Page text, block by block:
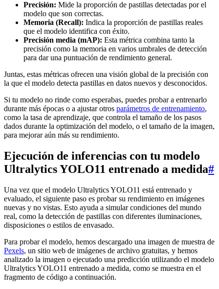
Precisión: Mide la proporción de pastillas detectadas por el
modelo que son correctas.
Memoria (Recall): Indica la proporción de pastillas reales
que el modelo identifica con éxito.
Precisión media (mAP): Esta métrica combina tanto la
precisión como la memoria en varios umbrales de detección
para dar una puntuación de rendimiento general.
Juntas, estas métricas ofrecen una visión global de la precisión con
la que el modelo detecta pastillas en datos nuevos y desconocidos.
Si tu modelo no rinde como esperabas, puedes probar a entrenarlo
durante más épocas o a ajustar otros parámetros de entrenamiento,
como la tasa de aprendizaje, que controla el tamaño de los pasos
dados durante la optimización del modelo, o el tamaño de la imagen,
para mejorar aún más su rendimiento.
Ejecución de inferencias con tu modelo
Ultralytics YOLO11 entrenado a medida#
Una vez que el modelo Ultralytics YOLO11 está entrenado y
evaluado, el siguiente paso es probar su rendimiento en imágenes
nuevas y no vistas. Esto ayuda a simular condiciones del mundo
real, como la detección de pastillas con diferentes iluminaciones,
disposiciones o estilos de envasado.
Para probar el modelo, hemos descargado una imagen de muestra de
Pexels, un sitio web de imágenes de archivo gratuitas, y hemos
analizado la imagen o ejecutado una predicción utilizando el modelo
Ultralytics YOLO11 entrenado a medida, como se muestra en el
fragmento de código a continuación.